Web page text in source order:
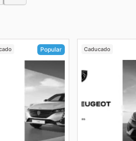
Popular Caducado